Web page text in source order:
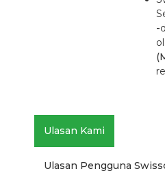
-
Ulasan Kami
Ulasan Pengguna